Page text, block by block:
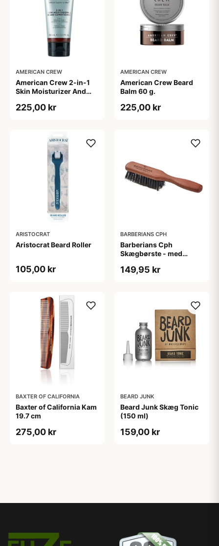
AMERICAN CREW
American Crew 2-in-1
Skin Moisturizer And
ml)
225,00 kr
AMERICAN CREW
American Crew Beard
Balm 60 g.
225,00 kr
ARISTOCRAT
Aristocrat Beard Roller
105,00 kr
BARBERIANS CPH
Barberians Cph
Skægbørste - med
149,95 kr
BAXTER OF CALIFORNIA
Baxter of California Kam
19.7 cm
275,00 kr
BEARD JUNK
Beard Junk Skæg Tonic
(150 ml)
159,00 kr